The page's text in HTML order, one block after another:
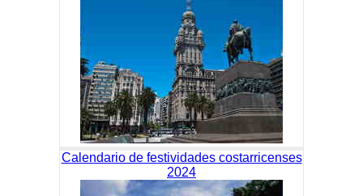
Calendario de festividades costarricenses
2024